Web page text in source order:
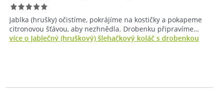
Jablka (hrušky) očistíme, pokrájíme na kostičky a pokapeme
citronovou šťávou, aby nezhnědla. Drobenku připravíme…
více o Jablečný (hruškový) šlehačkový koláč s drobenkou